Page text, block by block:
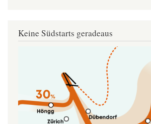
Keine Südstarts geradeaus